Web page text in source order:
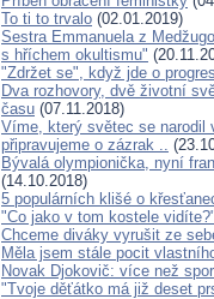
To ti to trvalo (02.01.2019)
Sestra Emmanuela z
s hříchem okultismu"
"Zdržet se", když jde o
Dva rozhovory, dvě životní
času (07.11.2018)
Víme, který světec se narodil
připravujeme o zázrak ..
Bývalá olympionička, nyní
(14.10.2018)
5 populárních klišé o
"Co jako v tom kostele
Chceme diváky vyrušit ze
Měla jsem stále pocit
Novak Djokovič: více než
"Tvoje děťátko má již deset